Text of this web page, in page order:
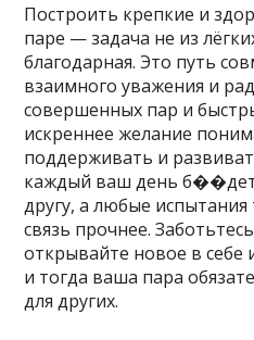
Построить крепкие и
паре — задача не из
благодарная. Это путь
взаимного уважения и
совершенных пар и
искреннее желание
поддерживать и
каждый ваш день б��дет
другу, а любые
связь прочнее.
открывайте новое в
и тогда ваша пара
для других.